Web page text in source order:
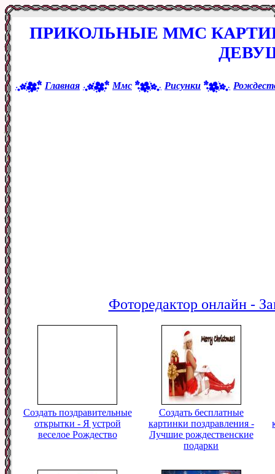
ПРИКОЛЬНЫЕ ММС
Главная Ммс Рисунки
Фоторедактор онлайн -
Создать поздравительные
открытки - Я устрой
веселое Рождество
Создать бесплатные
картинки поздравления -
Лучшие рождественские
подарки